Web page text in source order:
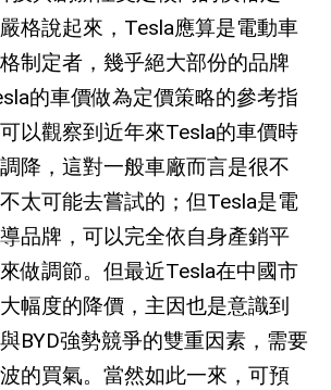
格說起來， Tesla應算是電動車
制定者，幾乎絕大部份的品牌
的車價做為定價策略的參考指
以觀察到近年來Tesla的車價時
降，這對一般車廠而言是很不
太可能去嘗試的；但Tesla是電
品牌，可以完全依自身產銷平
做調節。但最近Tesla在中國市
幅度的降價，主因也是意識到
BYD強勢競爭的雙重因素，需要
的買氣。當然如此一來，可預